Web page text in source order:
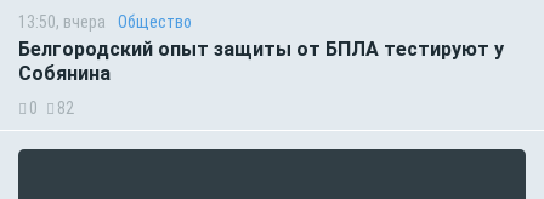
13:50, вчера Общество
Белгородский опыт защиты от БПЛА тестируют у
Собянина
0 82